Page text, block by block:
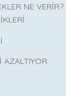
NE
AZALTIYOR